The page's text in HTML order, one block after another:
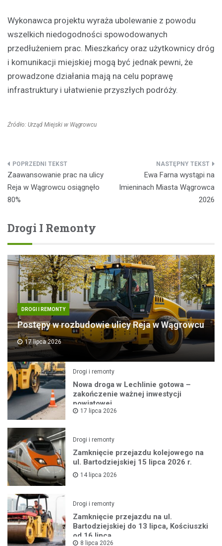
Wykonawca projektu wyraża ubolewanie z powodu
wszelkich niedogodności spowodowanych
przedłużeniem prac. Mieszkańcy oraz użytkownicy dróg
i komunikacji miejskiej mogą być jednak pewni, że
prowadzone działania mają na celu poprawę
infrastruktury i ułatwienie przyszłych podróży.
Źródło: Urząd Miejski w Wągrowcu
Nawigacja
wpisu
Zaawansowanie prac na ulicy
Reja w Wągrowcu osiągnęło
80%
Ewa Farna wystąpi na
Imieninach Miasta Wągrowca
2026
Drogi I Remonty
DROGI I REMONTY
Postępy w rozbudowie ulicy Reja w Wągrowcu
17 lipca 2026
Drogi i remonty
Nowa droga w Lechlinie gotowa –
zakończenie ważnej inwestycji
powiatowej
17 lipca 2026
Drogi i remonty
Zamknięcie przejazdu kolejowego na
ul. Bartodziejskiej 15 lipca 2026 r.
14 lipca 2026
Drogi i remonty
Zamknięcie przejazdu na ul.
Bartodziejskiej do 13 lipca, Kościuszki
od 16 lipca
8 lipca 2026